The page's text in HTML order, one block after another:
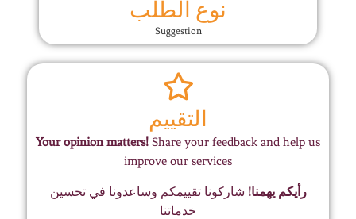
نوع الطلب
Suggestion
التقييم
Your opinion matters! Share your feedback and help us
improve our services
رأيكم يهمنا! شاركونا تقييمكم وساعدونا في تحسين
خدماتنا